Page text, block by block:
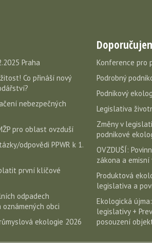
Praha
Co přináší nový
nebezpečných
pro oblast ovzduší
odpovědi PPWR k 1.
první klíčové
odpadech
obci
ekologie 2026
Konference pro
Podrobný
Podnikový
Legislativa
Změny v
podnikové
OVZDUŠÍ:
zákona a emisní
Produktová
legislativa a
Ekologická
legislativy +
posouzení